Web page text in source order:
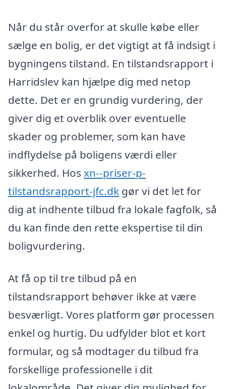
Når du står overfor at skulle købe eller
sælge en bolig, er det vigtigt at få indsigt i
bygningens tilstand. En tilstandsrapport i
Harridslev kan hjælpe dig med netop
dette. Det er en grundig vurdering, der
giver dig et overblik over eventuelle
skader og problemer, som kan have
indflydelse på boligens værdi eller
sikkerhed. Hos xn--priser-p-
tilstandsrapport-jfc.dk gør vi det let for
dig at indhente tilbud fra lokale fagfolk, så
du kan finde den rette ekspertise til din
boligvurdering.
At få op til tre tilbud på en
tilstandsrapport behøver ikke at være
besværligt. Vores platform gør processen
enkel og hurtig. Du udfylder blot et kort
formular, og så modtager du tilbud fra
forskellige professionelle i dit